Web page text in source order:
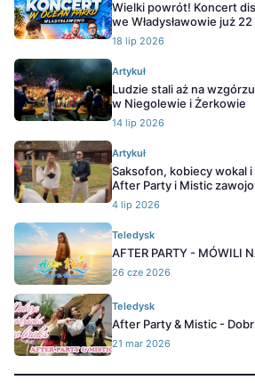
Wielki powrót! Koncert
we Władysławowie już
18 lip 2026
Artykuł
Ludzie stali aż na
w Niegolewie i Żerkowie
14 lip 2026
Artykuł
Saksofon, kobiecy wokal i
After Party i Mistic
4 lip 2026
Teledysk
AFTER PARTY - MÓWILI
26 cze 2026
Teledysk
After Party & Mistic -
21 mar 2026